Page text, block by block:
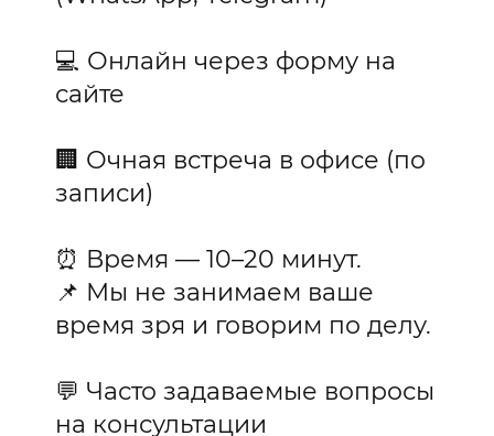
💻 Онлайн через форму на
сайте
🏢 Очная встреча в офисе (по
записи)
⏰ Время — 10–20 минут.
📌 Мы не занимаем ваше
время зря и говорим по делу.
💬 Часто задаваемые вопросы
на консультации